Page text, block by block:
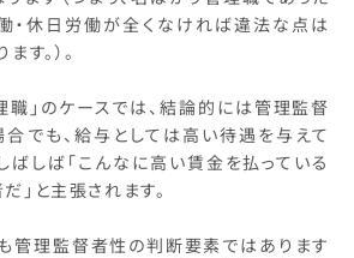
・休日労働が全くなければ違法な点は
す。）。
職」のケースでは、結論的には管理監督
でも、給与としては高い待遇を与えて
ばしば「こんなに高い賃金を払っている
」と主張されます。
管理監督者性の判断要素ではあります